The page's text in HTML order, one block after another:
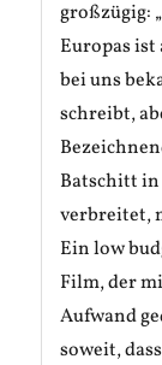
großzügig:
Europas
bei uns
schreibt,
Batschitt in
verbreitet,
Ein low
Film, der
Aufwand
soweit,